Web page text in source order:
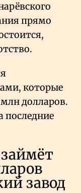
прямо
которые
долларов.
последние
завод